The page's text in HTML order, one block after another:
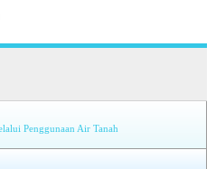
Penggunaan Air Tanah